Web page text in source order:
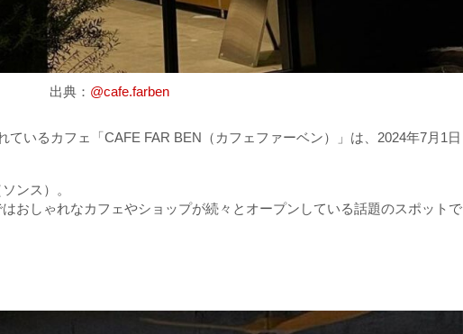
出典： @cafe.farben
いるカフェ「CAFE FAR BEN（カフェファーベン）」は、2024年7月1日
ンス）。
おしゃれなカフェやショップが続々とオープンしている話題のスポットで